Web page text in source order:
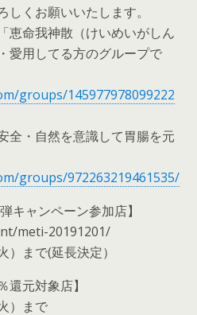
しくお願いいたします。
命我神散（けいめいがしん
愛用してる方のグループで
groups/145977978099222
・自然を意識して胃腸を元
groups/972263219461535/
キャンペーン参加店】
meti-20191201/
）まで(延長決定）
還元対象店】
）まで